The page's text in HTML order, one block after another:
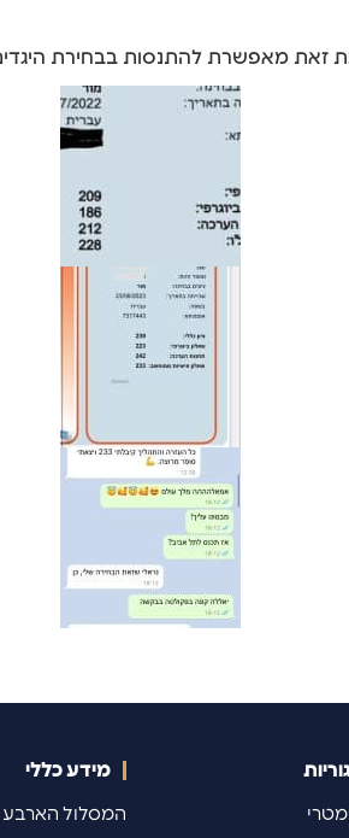
מידע כללי
המסלול הארבע